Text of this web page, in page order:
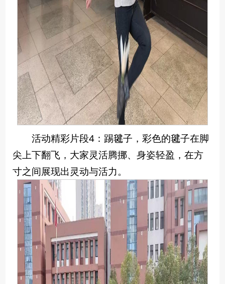
活动精彩片段4：踢毽子，彩色的毽子在脚
尖上下翻飞，大家灵活腾挪、身姿轻盈，在方
寸之间展现出灵动与活力。